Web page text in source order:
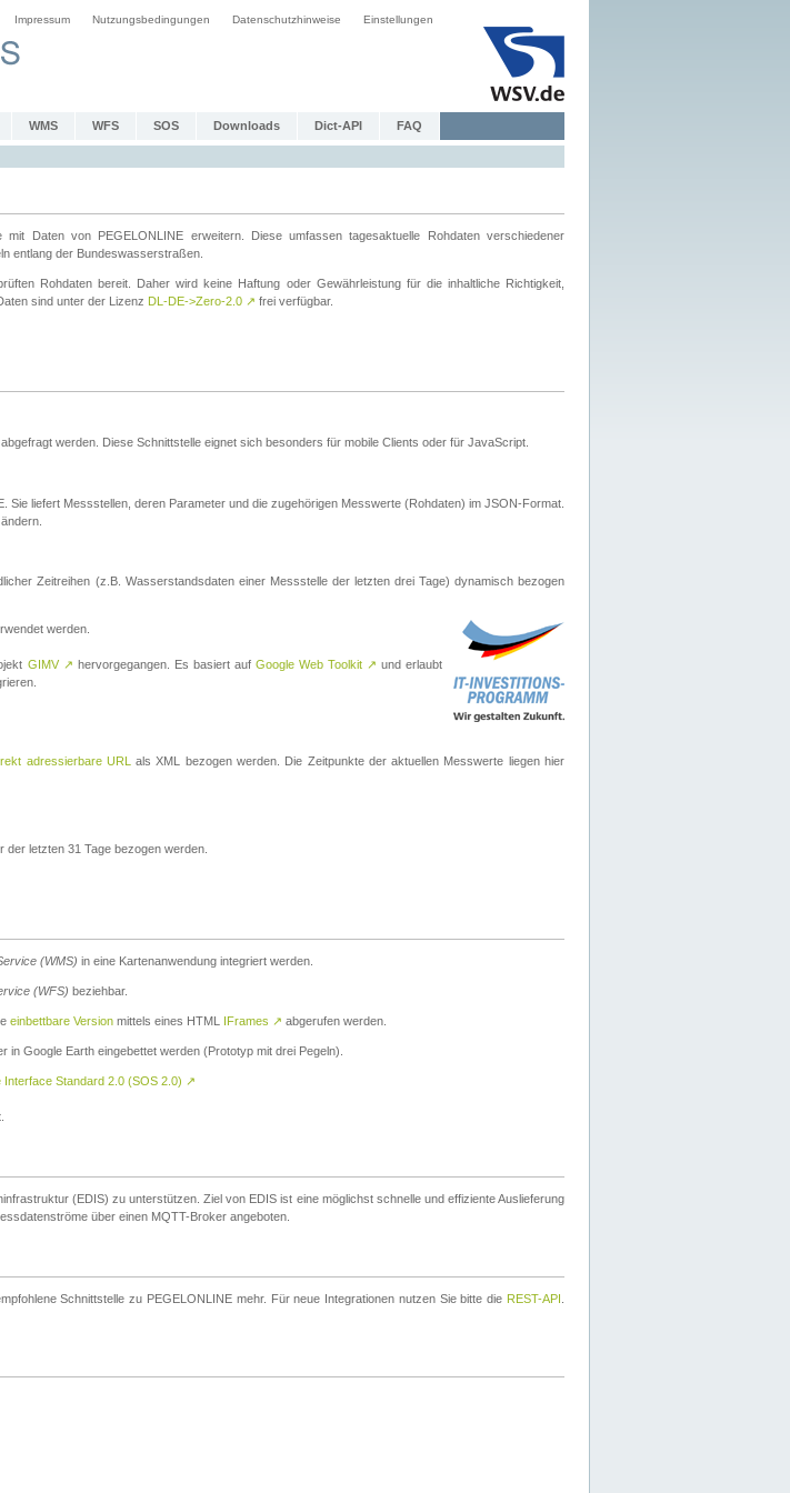
Impressum Nutzungsbedingungen Datenschutzhinweise Einstellungen
WMS WFS SOS Downloads Dict-API FAQ
Daten von PEGELONLINE erweitern. Diese umfassen tagesaktuelle Rohdaten verschiedener
entlang der Bundeswasserstraßen.
Rohdaten bereit. Daher wird keine Haftung oder Gewährleistung für die inhaltliche Richtigkeit,
sind unter der Lizenz DL-DE->Zero-2.0 ↗ frei verfügbar.
werden. Diese Schnittstelle eignet sich besonders für mobile Clients oder für JavaScript.
Sie liefert Messstellen, deren Parameter und die zugehörigen Messwerte (Rohdaten) im JSON-Format.
Zeitreihen (z.B. Wasserstandsdaten einer Messstelle der letzten drei Tage) dynamisch bezogen
werden.
GIMV ↗ hervorgegangen. Es basiert auf Google Web Toolkit ↗ und erlaubt
adressierbare URL
als XML bezogen werden. Die Zeitpunkte der aktuellen Messwerte liegen hier
letzten 31 Tage bezogen werden.
(WMS) in eine Kartenanwendung integriert werden.
(WFS) beziehbar.
einbettbare Version mittels eines HTML IFrames ↗ abgerufen werden.
in Google Earth eingebettet werden (Prototyp mit drei Pegeln).
Standard 2.0 (SOS 2.0) ↗
(EDIS) zu unterstützen. Ziel von EDIS ist eine möglichst schnelle und effiziente Auslieferung
über einen MQTT-Broker angeboten.
Schnittstelle zu PEGELONLINE mehr. Für neue Integrationen nutzen Sie bitte die REST-API